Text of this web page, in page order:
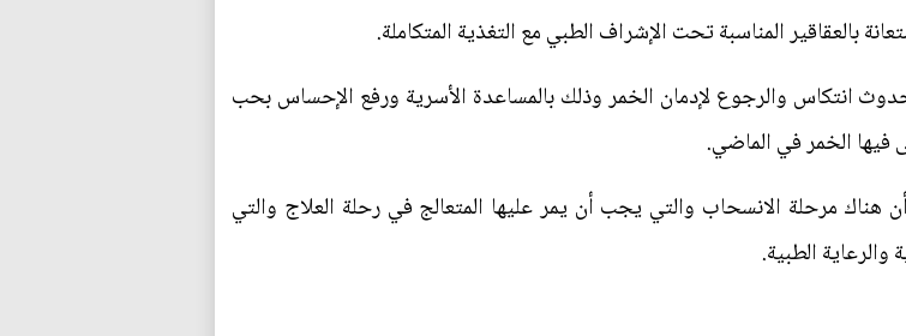
بالعقاقير المناسبة تحت الإشراف الطبي مع التغذية المتكاملة.
انتكاس والرجوع لإدمان الخمر وذلك بالمساعدة الأسرية ورفع الإحساس بحب
فيها الخمر في الماضي.
مرحلة الانسحاب والتي يجب أن يمر عليها المتعالج في رحلة العلاج والتي
الطبية.